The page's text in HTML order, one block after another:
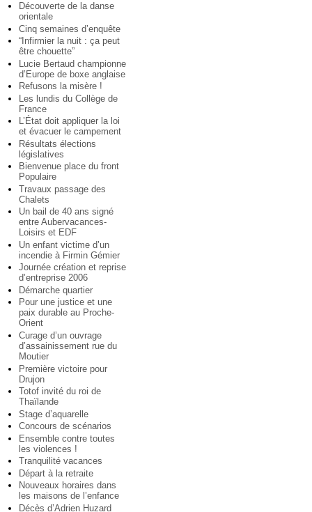
Découverte de la danse
orientale
Cinq semaines d’enquête
“Infirmier la nuit : ça peut
être chouette”
Lucie Bertaud championne
d’Europe de boxe anglaise
Refusons la misère !
Les lundis du Collège de
France
L’État doit appliquer la loi
et évacuer le campement
Résultats élections
législatives
Bienvenue place du front
Populaire
Travaux passage des
Chalets
Un bail de 40 ans signé
entre Aubervacances-
Loisirs et EDF
Un enfant victime d’un
incendie à Firmin Gémier
Journée création et reprise
d’entreprise 2006
Démarche quartier
Pour une justice et une
paix durable au Proche-
Orient
Curage d’un ouvrage
d’assainissement rue du
Moutier
Première victoire pour
Drujon
Totof invité du roi de
Thaïlande
Stage d’aquarelle
Concours de scénarios
Ensemble contre toutes
les violences !
Tranquilité vacances
Départ à la retraite
Nouveaux horaires dans
les maisons de l’enfance
Décès d’Adrien Huzard